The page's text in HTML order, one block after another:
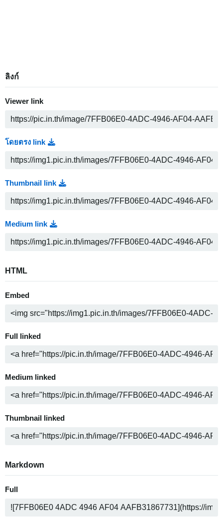
ลิงก์
Viewer link
โดยตรง link
Thumbnail link
Medium link
HTML
Embed
Full linked
Medium linked
Thumbnail linked
Markdown
Full